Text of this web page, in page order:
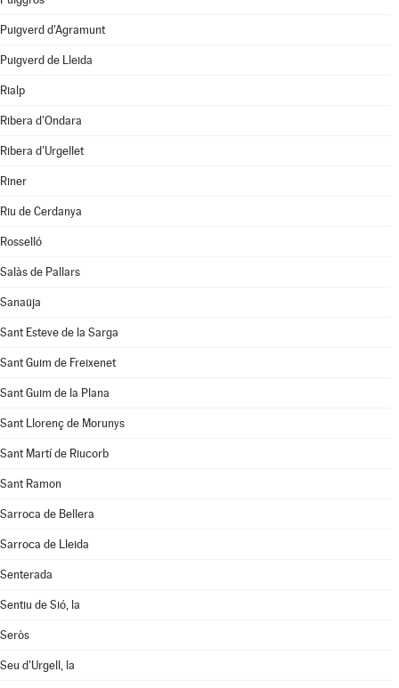
Puigverd d'Agramunt
Puigverd de Lleida
Rialp
Ribera d'Ondara
Ribera d'Urgellet
Riner
Riu de Cerdanya
Rosselló
Salàs de Pallars
Sanaüja
Sant Esteve de la Sarga
Sant Guim de Freixenet
Sant Guim de la Plana
Sant Llorenç de Morunys
Sant Martí de Riucorb
Sant Ramon
Sarroca de Bellera
Sarroca de Lleida
Senterada
Sentiu de Sió, la
Seròs
Seu d'Urgell, la